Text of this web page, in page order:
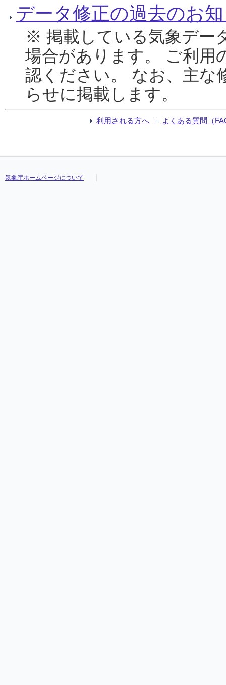
データ修正の過去のお
※ 掲載している気象デー
場合があります。 ご利用
認ください。 なお、主な
らせに掲載します。
利用される方へ よくある質問（
気象庁ホームページについて